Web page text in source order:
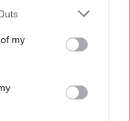
one or more Google
You may click to
third-party tags to
in below Google
my
fogva vagy
ifjú barátnő
hogy
végül a
véget.